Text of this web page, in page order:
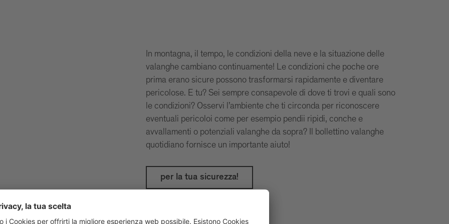
In montagna, il tempo, le condizioni della neve e la situazione delle
valanghe cambiano continuamente! Le condizioni che poche ore
prima erano sicure possono trasformarsi rapidamente e diventare
pericolose. E tu? Sei sempre consapevole di dove ti trovi e quali sono
le condizioni? Osservi l’ambiente che ti circonda per riconoscere
eventuali pericoloi come per esempio pendii ripidi, conche e
avvallamenti o potenziali valanghe da sopra? Il bollettino valanghe
quotidiano fornisce un importante aiuto!
per la tua sicurezza!